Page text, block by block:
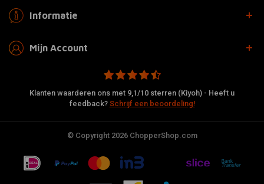
Informatie
Mijn Account
Klanten waarderen ons met 9,1/10 sterren (Kiyoh) - Heeft u
feedback? Schrijf een beoordeling!
© Copyright 2026 ChopperShop.com